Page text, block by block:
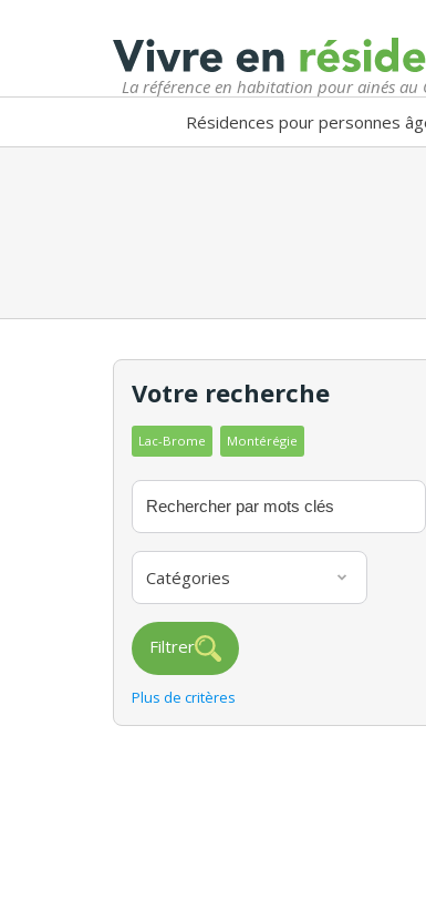
La référence en habitation pour ainés au
Résidences pour personnes
Votre recherche
Lac-Brome Montérégie
Catégories
Filtrer
Plus de critères